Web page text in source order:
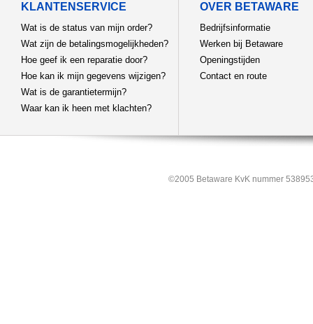
KLANTENSERVICE
Wat is de status van mijn order?
Wat zijn de betalingsmogelijkheden?
Hoe geef ik een reparatie door?
Hoe kan ik mijn gegevens wijzigen?
Wat is de garantietermijn?
Waar kan ik heen met klachten?
OVER BETAWARE
Bedrijfsinformatie
Werken bij Betaware
Openingstijden
Contact en route
©2005 Betaware KvK nummer